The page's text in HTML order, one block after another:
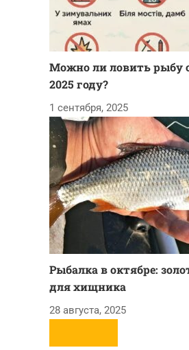
Можно ли ловить рыбу
2025 году?
1 сентября, 2025
Рыбалка в октябре:
для хищника
28 августа, 2025